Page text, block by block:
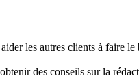
les autres clients à faire
des conseils sur la